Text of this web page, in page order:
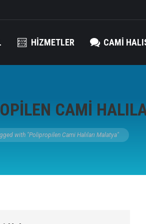
HIZMETLER CAMI
CAMI
with "Polipropilen Cami Halıları Malatya"